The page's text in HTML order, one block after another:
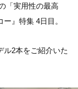
「実用性の最高
』特集 4日目。
ル2本をご紹介いた